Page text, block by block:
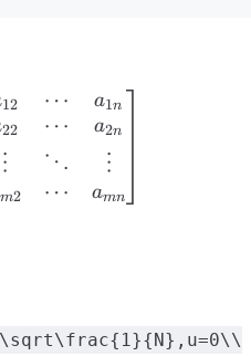
\begin{bmatrix}
12
22
⋮
m2
⋯
⋯
⋱
⋯
a1n
a2n
⋮
amn
\sqrt\frac{1}{N},u=0\\